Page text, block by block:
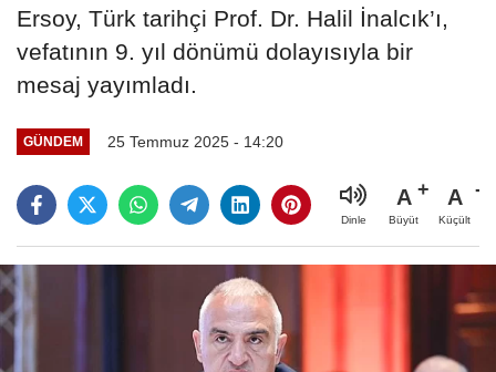
Ersoy, Türk tarihçi Prof. Dr. Halil İnalcık’ı,
vefatının 9. yıl dönümü dolayısıyla bir
mesaj yayımladı.
GÜNDEM 25 Temmuz 2025 - 14:20
Dinle
A
Büyüt
A
Küçült